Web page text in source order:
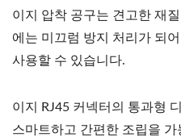
이지 압착 공구는 견고한 재
에는 미끄럼 방지 처리가 되
사용할 수 있습니다.
이지 RJ45 커넥터의 통과형
스마트하고 간편한 조립을